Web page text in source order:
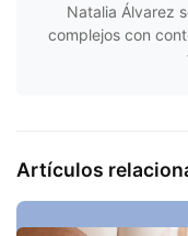
Natalia Álvarez
complejos con
Artículos